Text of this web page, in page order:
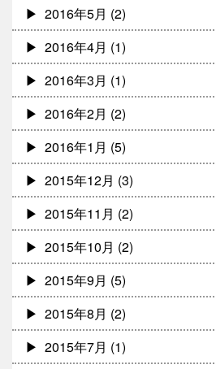
2016年5月 (2)
2016年4月 (1)
2016年3月 (1)
2016年2月 (2)
2016年1月 (5)
2015年12月 (3)
2015年11月 (2)
2015年10月 (2)
2015年9月 (5)
2015年8月 (2)
2015年7月 (1)